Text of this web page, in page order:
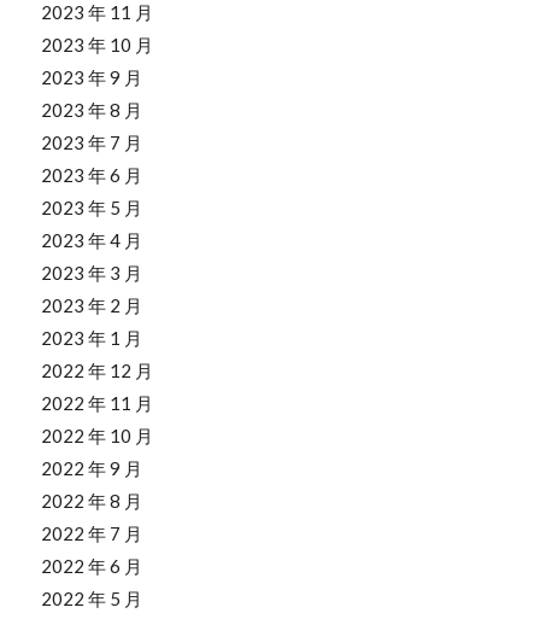
2023 年 11 月
2023 年 10 月
2023 年 9 月
2023 年 8 月
2023 年 7 月
2023 年 6 月
2023 年 5 月
2023 年 4 月
2023 年 3 月
2023 年 2 月
2023 年 1 月
2022 年 12 月
2022 年 11 月
2022 年 10 月
2022 年 9 月
2022 年 8 月
2022 年 7 月
2022 年 6 月
2022 年 5 月